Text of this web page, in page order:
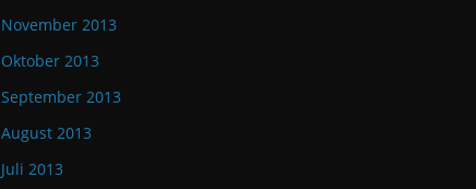
November 2013
Oktober 2013
September 2013
August 2013
Juli 2013